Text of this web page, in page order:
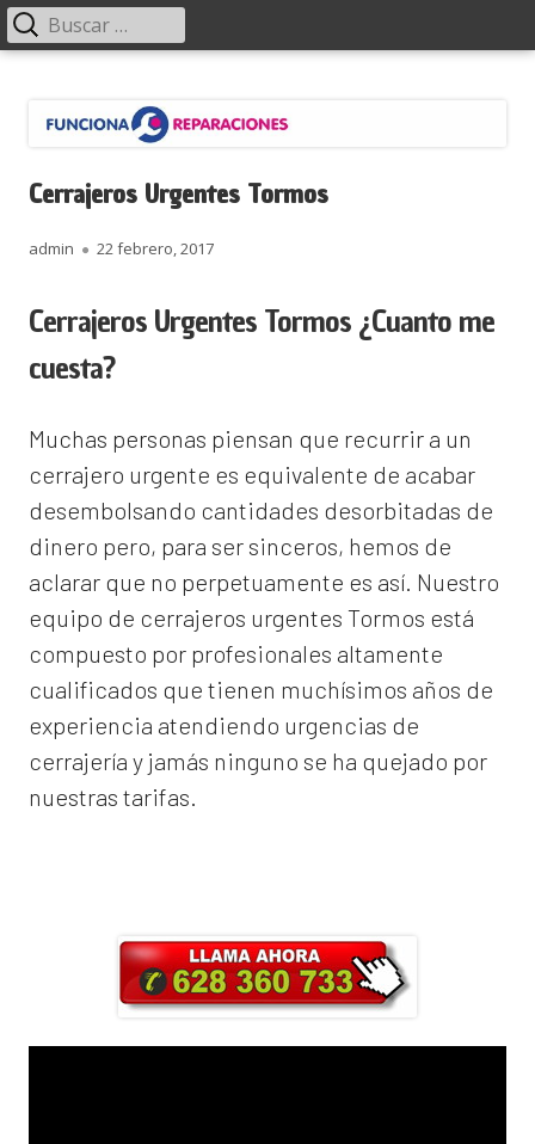
contenido
Menú
principal Buscar:
Cerrajeros Urgentes Tormos
Autor
admin
Publicado
22 febrero, 2017
Cerrajeros Urgentes Tormos ¿Cuanto me
cuesta?
Muchas personas piensan que recurrir a un
cerrajero urgente es equivalente de acabar
desembolsando cantidades desorbitadas de
dinero pero, para ser sinceros, hemos de
aclarar que no perpetuamente es así. Nuestro
equipo de cerrajeros urgentes Tormos está
compuesto por profesionales altamente
cualificados que tienen muchísimos años de
experiencia atendiendo urgencias de
cerrajería y jamás ninguno se ha quejado por
nuestras tarifas.